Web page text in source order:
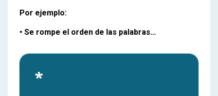
Por ejemplo:
• Se rompe el orden de las palabras…
*